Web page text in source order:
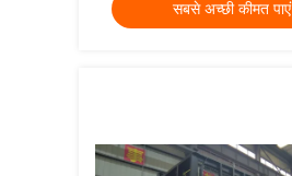
सबसे अच्छी कीमत पाएं